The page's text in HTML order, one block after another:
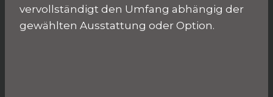
vervollständigt den Umfang abhängig der
gewählten Ausstattung oder Option.